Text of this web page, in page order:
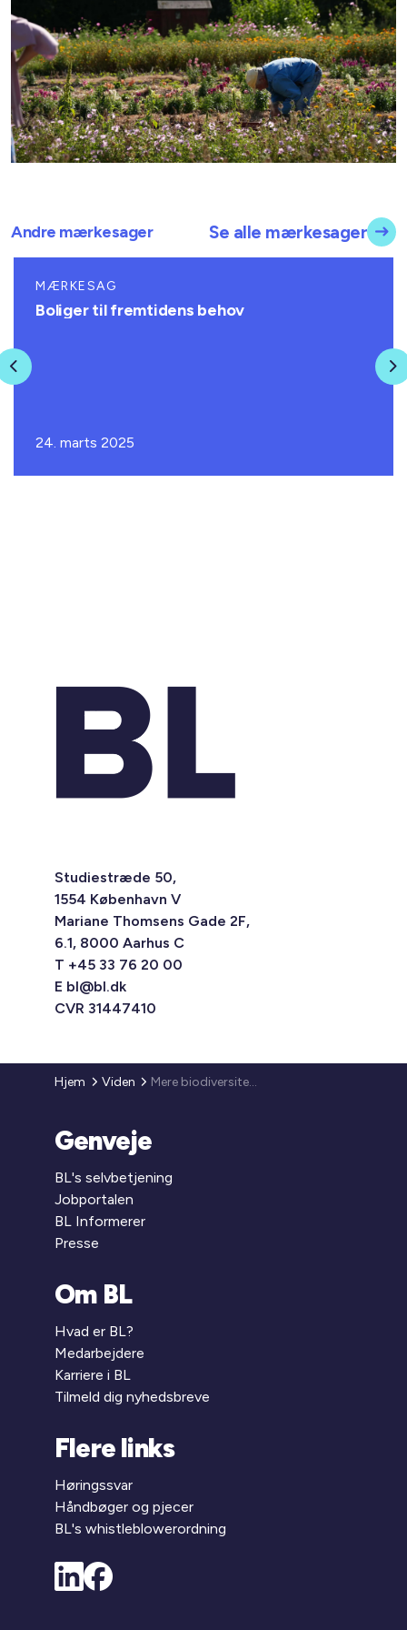
Andre mærkesager Se alle mærkesager
Previous
MÆRKESAG
Boliger til fremtidens behov
24. marts 2025
Studiestræde 50,
1554 København V
Mariane Thomsens Gade 2F,
6.1, 8000 Aarhus C
T +45 33 76 20 00
E bl@bl.dk
CVR 31447410
Hjem Viden Mere biodiversitet i byerne
Genveje
BL's selvbetjening
Jobportalen
BL Informerer
Presse
Om BL
Hvad er BL?
Medarbejdere
Karriere i BL
Tilmeld dig nyhedsbreve
Flere links
Høringssvar
Håndbøger og pjecer
BL's whistleblowerordning